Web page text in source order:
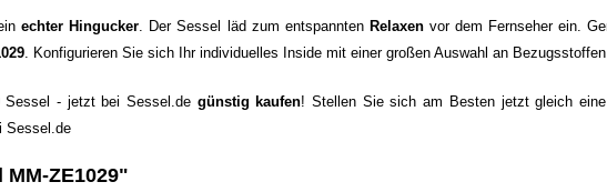
echter Hingucker. Der Sessel läd zum entspannten Relaxenvor dem Fernseher ein.
. Konfigurieren Sie sich Ihr individuelles Inside mit einer großen Auswahl an
Sessel - jetzt bei Sessel.de günstig kaufen! Stellen Sie sich am Besten jetzt gleich eine
Sessel.de
ZE1029"